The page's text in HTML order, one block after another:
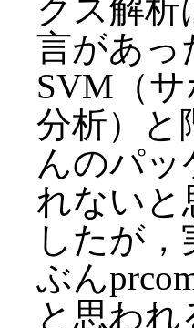
クス解
言があっ
SVM（
分析）と
んのパ
れないと
したが
ぶん
と思わ